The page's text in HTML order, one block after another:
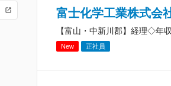
富士化学工業株式会
【富山・中新川郡】経理◇年
New 正社員